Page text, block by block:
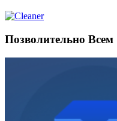
Позволительно Всем